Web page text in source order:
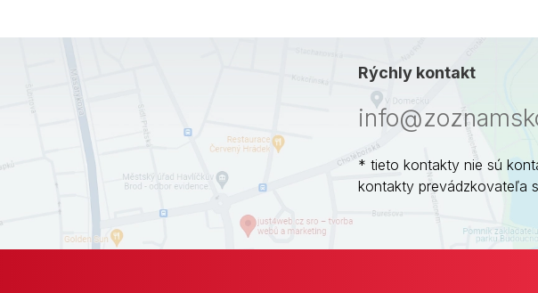
Rýchly kontakt
* tieto kontakty nie sú
kontakty prevádzkovateľa